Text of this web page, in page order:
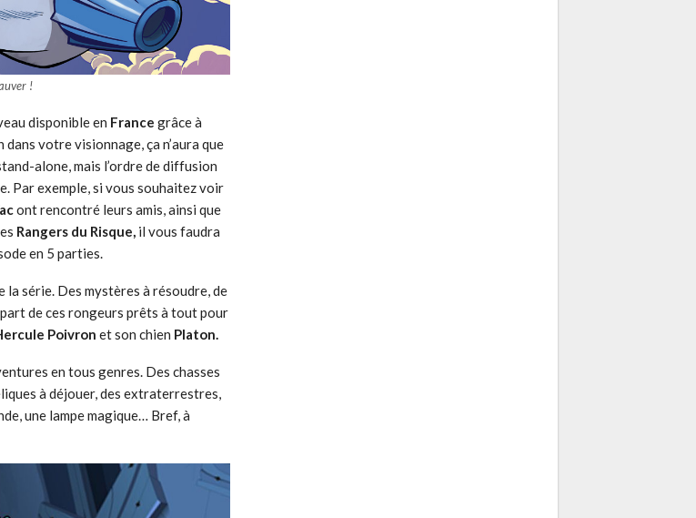
!
disponible en France grâce à
votre visionnage, ça n’aura que
alone, mais l’ordre de diffusion
Par exemple, si vous souhaitez voir
ont rencontré leurs amis, ainsi que
Rangers du Risque, il vous faudra
en 5 parties.
la série. Des mystères à résoudre, de
de ces rongeurs prêts à tout pour
Poivron et son chien Platon.
en tous genres. Des chasses
à déjouer, des extraterrestres,
une lampe magique… Bref, à